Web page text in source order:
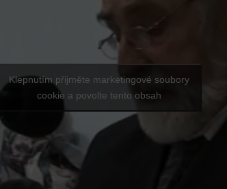
Klepnutím přijměte marketingové soubory
cookie a povolte tento obsah